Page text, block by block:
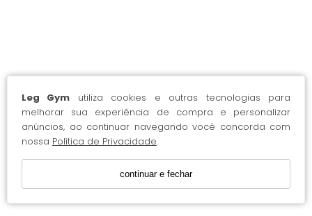
Leg Gym utiliza cookies e outras tecnologias para
melhorar sua experiência de compra e personalizar
anúncios, ao continuar navegando você concorda com
nossa Política de Privacidade.
continuar e fechar